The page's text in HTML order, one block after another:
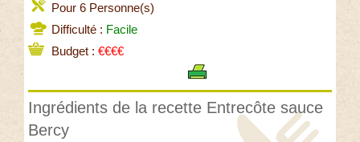
Pour 6 Personne(s)
Difficulté : Facile
Budget : €€€€
Ingrédients de la recette Entrecôte sauce
Bercy